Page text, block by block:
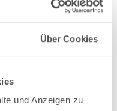
Über Cookies
und Anzeigen zu